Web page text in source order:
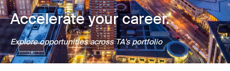
Accelerate your career.
Explore opportunities across TA's portfolio